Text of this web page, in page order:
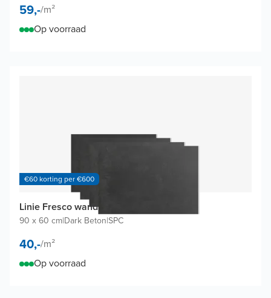
59,-/m²
Op voorraad
€60 korting per €600
Linie Fresco wandtegels (4 tegels)
90 x 60 cm|Dark Beton|SPC
40,-/m²
Op voorraad